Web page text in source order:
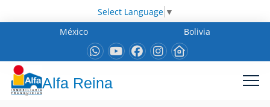
Select Language ▼
México
Bolivia
Alfa Reina